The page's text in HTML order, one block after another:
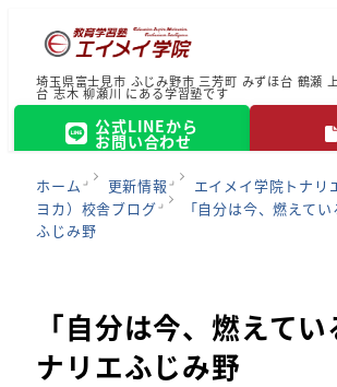
埼玉県富士見市 ふじみ野市 三芳町 みずほ台 鶴瀬
台 志木 柳瀬川 にある学習塾です
公式LINEから
お問い合わせ
ホーム 更新情報
エイメイ学院トナリ
ヨカ）校舎ブログ
「自分は今、燃えて
ふじみ野
「自分は今、燃えて
ナリエふじみ野